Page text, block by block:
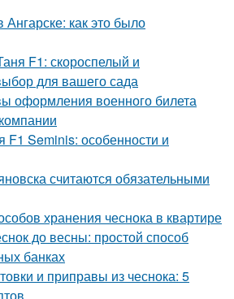
как это было
F1: скороспелый и
для вашего сада
оформления военного билета
F1 Seminis: особенности и
считаются обязательными
хранения чеснока в квартире
до весны: простой способ
банках
и приправы из чеснока: 5